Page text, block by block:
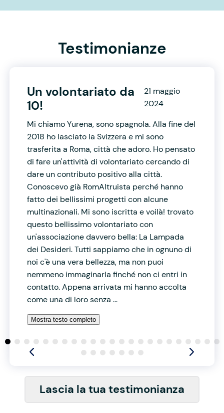
Testimonianze
Un volontariato da
10!
21 maggio
2024
Mi chiamo Yurena, sono spagnola. Alla fine del
2018 ho lasciato la Svizzera e mi sono
trasferita a Roma, città che adoro. Ho pensato
di fare un'attività di volontariato cercando di
dare un contributo positivo alla città.
Conoscevo già RomAltruista perché hanno
fatto dei bellissimi progetti con alcune
multinazionali. Mi sono iscritta e voilà! trovato
questo bellissimo volontariato con
un'associazione davvero bella: La Lampada
dei Desideri. Tutti sappiamo che in ognuno di
noi c'è una vera bellezza, ma non puoi
nemmeno immaginarla finché non ci entri in
contatto. Appena arrivata mi hanno accolta
come una di loro senza ...
Mostra testo completo
Lascia la tua testimonianza